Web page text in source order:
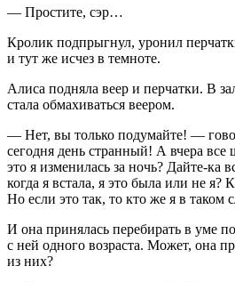
— Простите, сэр…
Кролик подпрыгнул, уронил
и тут же исчез в темноте.
Алиса подняла веер и перчатки. В
стала обмахиваться веером.
— Нет, вы только подумайте! —
сегодня день странный! А вчера
это я изменилась за ночь? Дайте-ка
когда я встала, я это была или не я?
Но если это так, то кто же я в таком
И она принялась перебирать в уме
с ней одного возраста. Может, она
из них?